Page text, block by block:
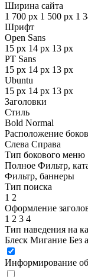
Ширина сайта
1 700 px 1 500 px 1
Шрифт
Open Sans
15 px 14 px 13 px
PT Sans
15 px 14 px 13 px
Ubuntu
15 px 14 px 13 px
Заголовки
Стиль
Bold Normal
Расположение
Слева Справа
Тип бокового меню
Полное Фильтр,
Фильтр, баннеры
Тип поиска
1 2
Оформление
1 2 3 4
Тип наведения на
Блеск Мигание Без
Информирование